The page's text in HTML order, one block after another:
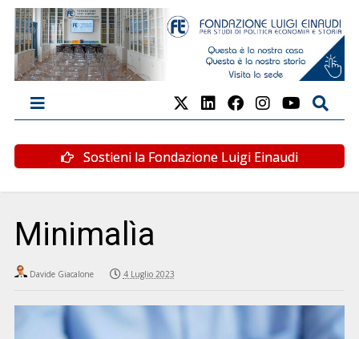
Sostieni la Fondazione Luigi Einaudi
Minimalìa
Davide Giacalone 4 Luglio 2023